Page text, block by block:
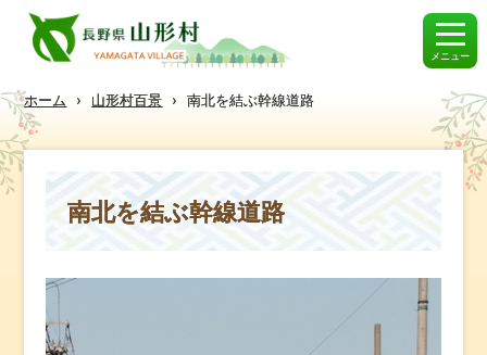
メニュー
ホーム › 山形村百景 › 南北を結ぶ幹線道路
南北を結ぶ幹線道路